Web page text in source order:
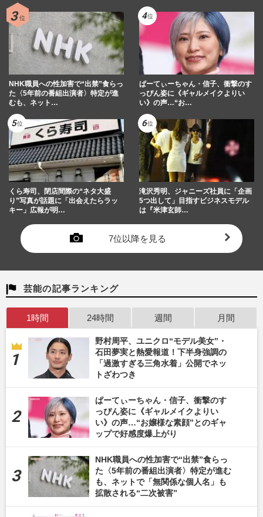
NHK職員への性加害で“出禁”食らっ
た〈5年前の番組出演者〉特定が進
むも、ネット…
ぱーてぃーちゃん・信子、衝撃のす
っぴん姿に《ギャルメイクよりい
い》の声…“お…
くら寿司、閉店間際の“ネタ大盛
り”写真が話題に「出会えたらラッ
キー」広報が明…
滝沢秀明、ジャニーズ社員に「企画
5つ出して」目指すビジネスモデル
は『米津玄師…
7位以降を見る
芸能の記事ランキング
1時間 24時間 週間 月間
野村周平、ユニクロ“モデル美女”・
石田夢実と熱愛報道！下半身強調の
「過激すぎる三角水着」公開でネッ
トざわつき
ぱーてぃーちゃん・信子、衝撃のす
っぴん姿に《ギャルメイクよりい
い》の声…“お嬢様な素顔”とのギャ
ップで好感度爆上がり
NHK職員への性加害で“出禁”食らっ
た〈5年前の番組出演者〉特定が進む
も、ネットで「無関係な個人名」も
拡散される“二次被害”